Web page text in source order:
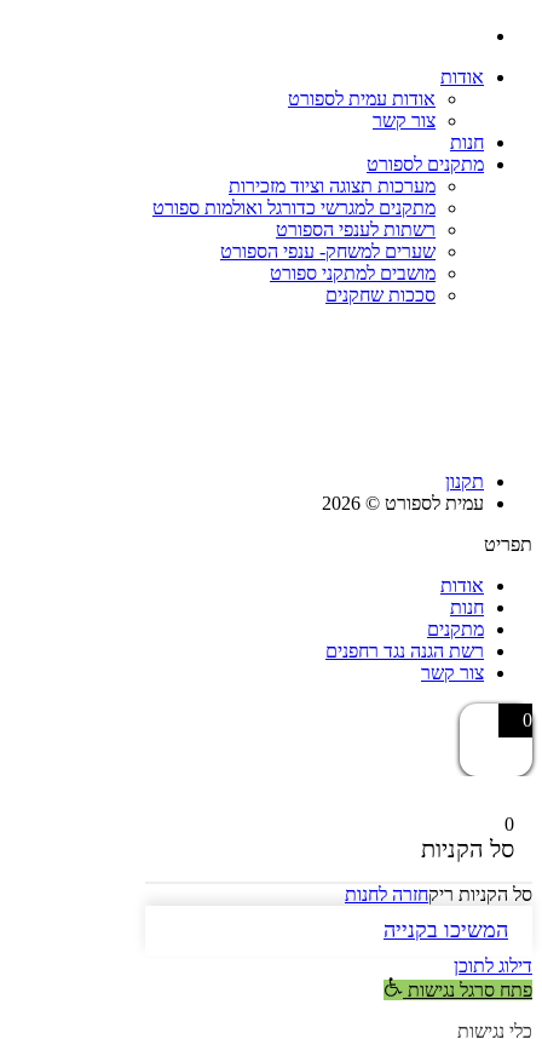
אודות
אודות עמית לספורט
צור קשר
חנות
מתקנים לספורט
מערכות תצוגה וציוד מזכירות
מתקנים למגרשי כדורגל ואולמות ספורט
רשתות לענפי הספורט
שערים למשחק- ענפי הספורט
מושבים למתקני ספורט
סככות שחקנים
תקנון
עמית לספורט © 2026
תפריט
אודות
חנות
מתקנים
רשת הגנה נגד רחפנים
צור קשר
0
0
סל הקניות
סל הקניות ריקחזרה לחנות
המשיכו בקנייה
דילוג לתוכן
פתח סרגל נגישות
כלי נגישות